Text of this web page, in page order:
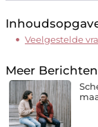
Veelgestelde
Meer Berichten